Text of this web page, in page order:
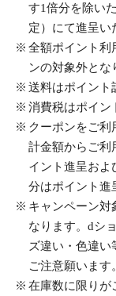
す1倍分を除い
定）にて進呈い
全額ポイント利
ンの対象外とな
送料はポイント
消費税はポイン
クーポンをご利
計金額からご利
イント進呈およ
分はポイント進
キャンペーン対
なります。dシ
ズ違い・色違
ご注意願います
在庫数に限りが